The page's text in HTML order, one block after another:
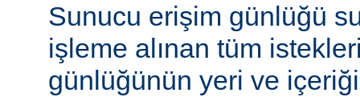
Sunucu erişim günlüğü
işleme alınan tüm
günlüğünün yeri ve